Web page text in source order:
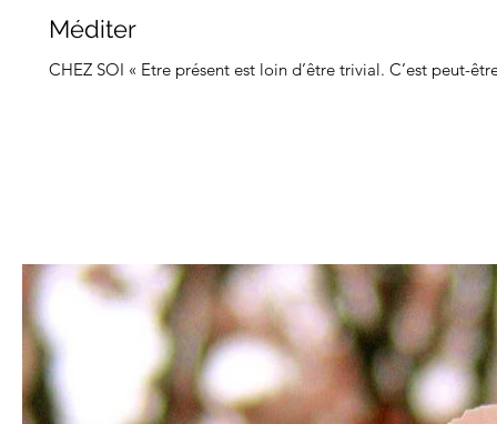
Méditer
CHEZ SOI « Etre présent est loin d’être trivial. C’est